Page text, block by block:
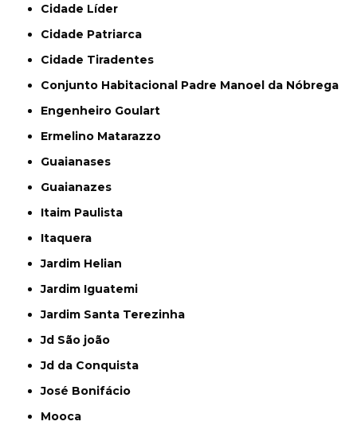
Cidade Líder
Cidade Patriarca
Cidade Tiradentes
Conjunto Habitacional Padre Manoel da Nóbrega
Engenheiro Goulart
Ermelino Matarazzo
Guaianases
Guaianazes
Itaim Paulista
Itaquera
Jardim Helian
Jardim Iguatemi
Jardim Santa Terezinha
Jd São joão
Jd da Conquista
José Bonifácio
Mooca